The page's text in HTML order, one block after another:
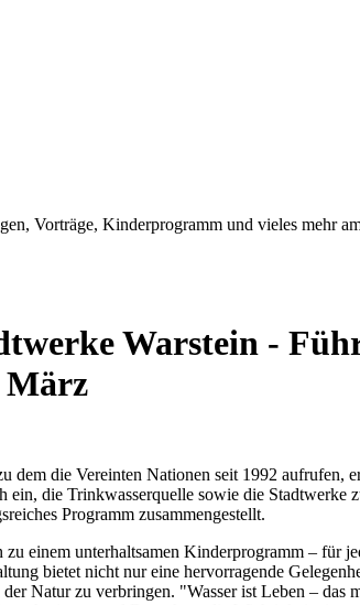
Vorträge, Kinderprogramm und vieles mehr
Warstein -
März
die Vereinten Nationen seit 1992 aufrufen,
ein, die Trinkwasserquelle sowie die
Programm zusammengestellt.
einem unterhaltsamen Kinderprogramm –
bietet nicht nur eine hervorragende
Natur zu verbringen. "Wasser ist Leben –